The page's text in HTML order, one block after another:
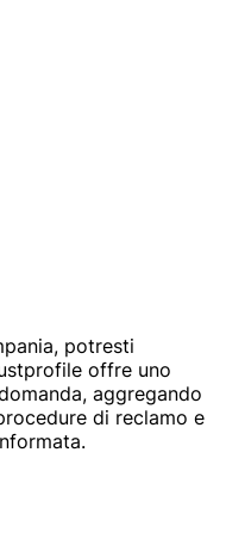
potresti
offre uno
aggregando
di reclamo e